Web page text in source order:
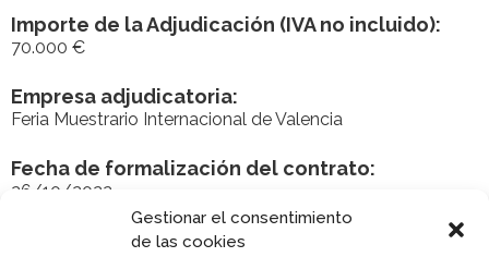
Gestionar el consentimiento
de las cookies
Importe de la Adjudicación (IVA no incluido):
70.000 €
Empresa adjudicatoria:
Feria Muestrario Internacional de Valencia
Fecha de formalización del contrato:
26/10/2022
Plazo en el que debe procederse a la